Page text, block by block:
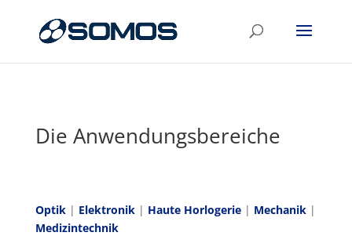
Die Anwendungsbereiche
Optik| Elektronik| Haute Horlogerie| Mechanik|
Medizintechnik